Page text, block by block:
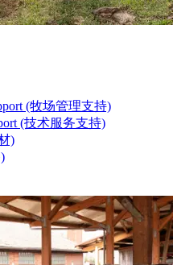
(牧场管理支持)
(技术服务支持)
)